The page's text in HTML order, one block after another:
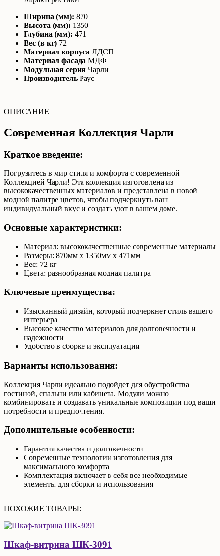
Ширина (мм): 870
Высота (мм): 1350
Глубина (мм): 471
Вес (в кг) 72
Материал корпуса ЛДСП
Материал фасада МДФ
Модульная серия Чарли
Производитель Раус
ОПИСАНИЕ
Современная Коллекция Чарли
Краткое введение:
Погрузитесь в мир стиля и комфорта с современной
Коллекцией Чарли! Эта коллекция изготовлена из
высококачественных материалов и представлена в новой
модной палитре цветов, чтобы подчеркнуть ваш
индивидуальный вкус и создать уют в вашем доме.
Основные характеристики:
Материал: высококачественные современные материалы
Размеры: 870мм x 1350мм x 471мм
Вес: 72 кг
Цвета: разнообразная модная палитра
Ключевые преимущества:
Изысканный дизайн, который подчеркнет стиль вашего
интерьера
Высокое качество материалов для долговечности и
надежности
Удобство в сборке и эксплуатации
Варианты использования:
Коллекция Чарли идеально подойдет для обустройства
гостиной, спальни или кабинета. Модули можно
комбинировать и создавать уникальные композиции под ваши
потребности и предпочтения.
Дополнительные особенности:
Гарантия качества и долговечности
Современные технологии изготовления для
максимального комфорта
Комплектация включает в себя все необходимые
элементы для сборки и использования
ПОХОЖИЕ ТОВАРЫ:
Шкаф-витрина ШК-3091